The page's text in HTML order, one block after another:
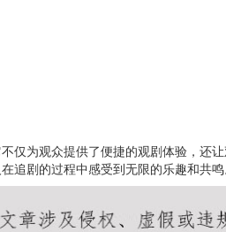
仅为观众提供了便捷的观剧体验，还
追剧的过程中感受到无限的乐趣和共鸣